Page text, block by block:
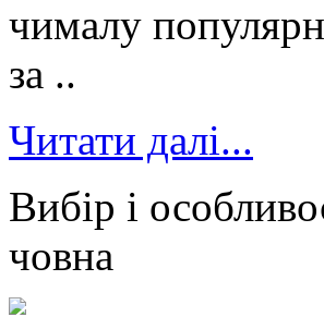
чималу
за ..
Читати далі...
Вибір і
човна